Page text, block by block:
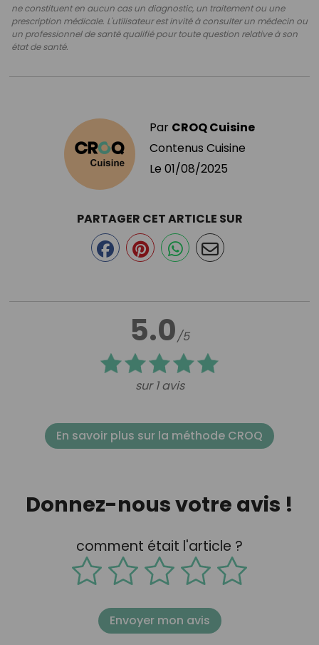
ne constituent en aucun cas un diagnostic, un traitement ou une
prescription médicale. L'utilisateur est invité à consulter un médecin ou
un professionnel de santé qualifié pour toute question relative à son
état de santé.
Par CROQ Cuisine
Contenus Cuisine
Le 01/08/2025
5.0/5
sur 1 avis
PARTAGER CET ARTICLE SUR
En savoir plus sur la méthode CROQ
Donnez-nous votre avis !
comment était l'article ?
Envoyer mon avis